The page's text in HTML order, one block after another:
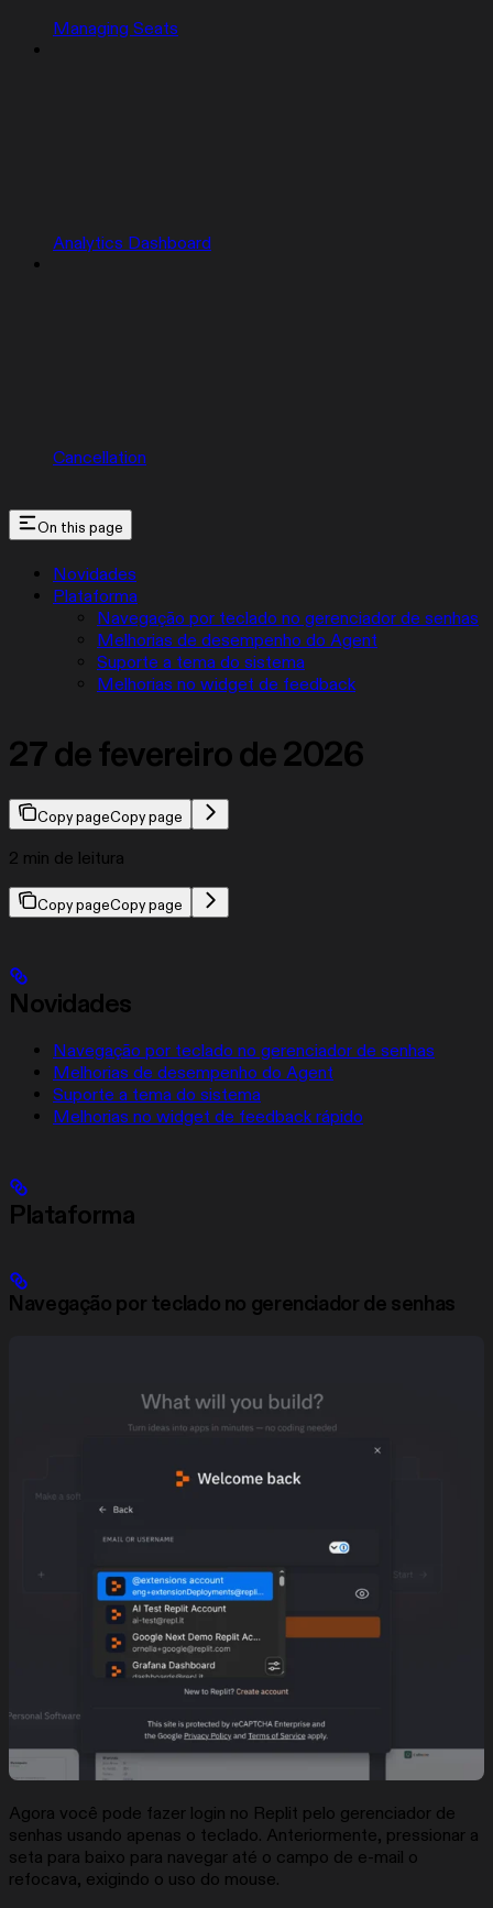
Managing Seats
Analytics Dashboard
Cancellation
On this page
Novidades
Plataforma
Navegação por teclado no gerenciador de senhas
Melhorias de desempenho do Agent
Suporte a tema do sistema
Melhorias no widget de feedback
27 de fevereiro de 2026
Copy pageCopy page
2 min de leitura
Copy pageCopy page
Novidades
Navegação por teclado no gerenciador de senhas
Melhorias de desempenho do Agent
Suporte a tema do sistema
Melhorias no widget de feedback rápido
Plataforma
Navegação por teclado no gerenciador de senhas
Agora você pode fazer login no Replit pelo gerenciador de
senhas usando apenas o teclado. Anteriormente, pressionar a
seta para baixo para navegar até o campo de e-mail o
refocava, exigindo o uso do mouse.